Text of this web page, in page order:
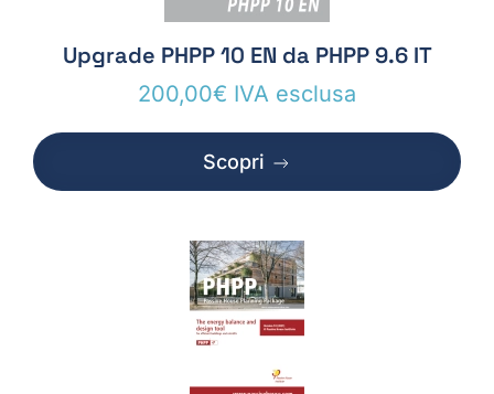
Upgrade PHPP 10 EN da PHPP 9.6 IT
200,00€ IVA esclusa
Scopri